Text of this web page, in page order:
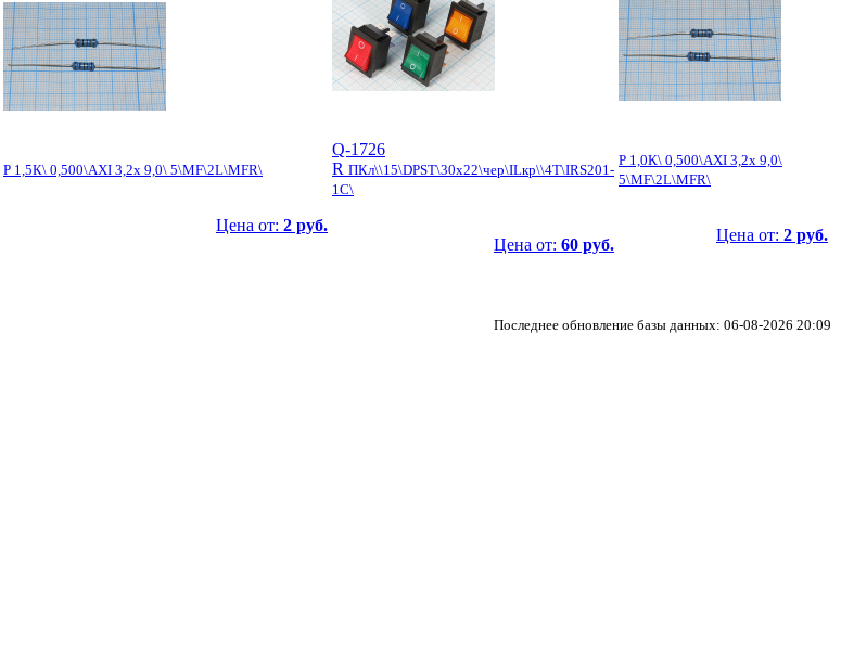
Р 1,5К\ 0,500\AXI 3,2x 9,0\ 5\MF\2L\MFR\
Цена от: 2 руб.
Q-1726
R ПКл\\15\DPST\30x22\чер\ILкр\\4T\IRS201-
1C\
Цена от: 60 руб.
Р 1,0К\ 0,500\AXI 3,2x 9,0\
5\MF\2L\MFR\
Цена от: 2 руб.
Последнее обновление базы данных: 06-08-2026 20:09